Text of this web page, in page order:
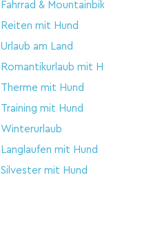
Fahrrad & Mountainbike
Reiten mit Hund
Urlaub am Land
Romantikurlaub mit Hund
Therme mit Hund
Training mit Hund
Winterurlaub
Langlaufen mit Hund
Silvester mit Hund